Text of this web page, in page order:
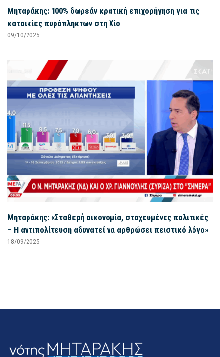
Μηταράκης: 100% δωρεάν κρατική επιχορήγηση για τις
κατοικίες πυρόπληκτων στη Χίο
09/10/2025
Μηταράκης: «Σταθερή οικονομία, στοχευμένες πολιτικές
– Η αντιπολίτευση αδυνατεί να αρθρώσει πειστικό λόγο»
18/09/2025